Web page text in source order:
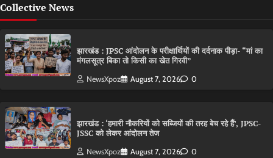
Collective News
झारखंड : JPSC आंदोलन के परीक्षार्थियों की दर्दनाक पीड़ा- “मां का
मंगलसूत्र बिका तो किसी का खेत गिरवी”
NewsXpoz August 7, 2026 0
झारखंड : ‘हमारी नौकरियों को सब्जियों की तरह बेच रहे हैं’, JPSC-
JSSC को लेकर आंदोलन तेज
NewsXpoz August 7, 2026 0